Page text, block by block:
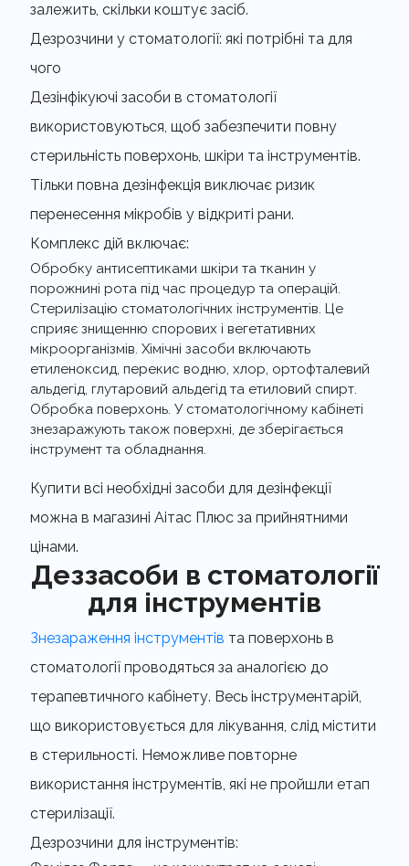
залежить, скільки коштує засіб.
Дезрозчини у стоматології: які потрібні та для
чого
Дезінфікуючі засоби в стоматології
використовуються, щоб забезпечити повну
стерильність поверхонь, шкіри та інструментів.
Тільки повна дезінфекція виключає ризик
перенесення мікробів у відкриті рани.
Комплекс дій включає:
Обробку антисептиками шкіри та тканин у
порожнині рота під час процедур та операцій.
Стерилізацію стоматологічних інструментів. Це
сприяє знищенню спорових і вегетативних
мікроорганізмів. Хімічні засоби включають
етиленоксид, перекис водню, хлор, ортофталевий
альдегід, глутаровий альдегід та етиловий спирт.
Обробка поверхонь. У стоматологічному кабінеті
знезаражують також поверхні, де зберігається
інструмент та обладнання.
Купити всі необхідні засоби для дезінфекції
можна в магазині Аітас Плюс за прийнятними
цінами.
Деззасоби в стоматології
для інструментів
Знезараження інструментів та поверхонь в
стоматології проводяться за аналогією до
терапевтичного кабінету. Весь інструментарій,
що використовується для лікування, слід містити
в стерильності. Неможливе повторне
використання інструментів, які не пройшли етап
стерилізації.
Дезрозчини для інструментів: